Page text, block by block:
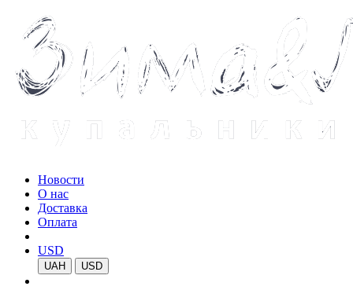
Новости
О нас
Доставка
Оплата
USD
UAH USD